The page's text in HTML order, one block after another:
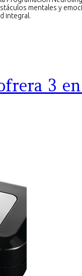
mentales y
integral.
3